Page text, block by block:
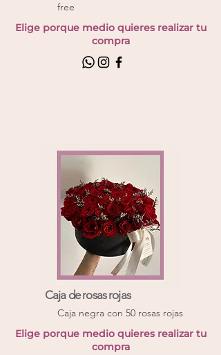
free
Elige porque medio quieres realizar tu
compra
Caja de rosas rojas
Caja negra con 50 rosas rojas
Elige porque medio quieres realizar tu
compra